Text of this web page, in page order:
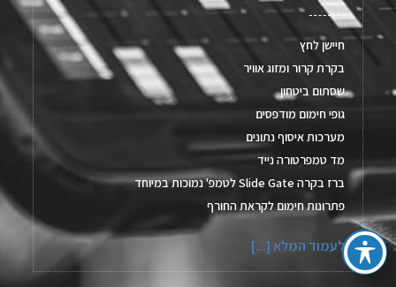
חיישן לחץ
בקרת קרור ומזוג אוויר
שסתום ביטחון
גופי חימום מודפסים
מערכות איסוף נתונים
מד טמפרטורה נייד
ברז בקרה Slide Gate לטמפ' נמוכות במיוחד
פתרונות חימום לקראת החורף
לעמוד המלא [...]